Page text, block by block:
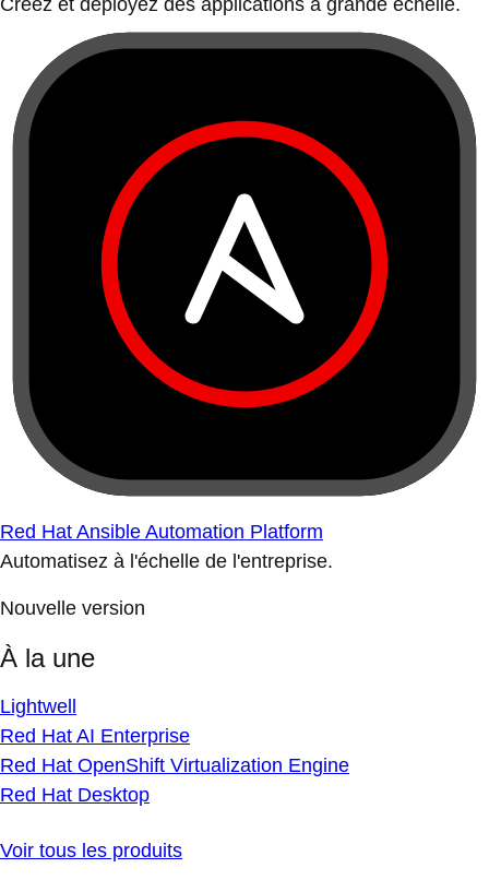
Créez et déployez des applications à grande échelle.
Red Hat Ansible Automation Platform
Automatisez à l'échelle de l'entreprise.
Nouvelle version
À la une
Lightwell
Red Hat AI Enterprise
Red Hat OpenShift Virtualization Engine
Red Hat Desktop
Voir tous les produits